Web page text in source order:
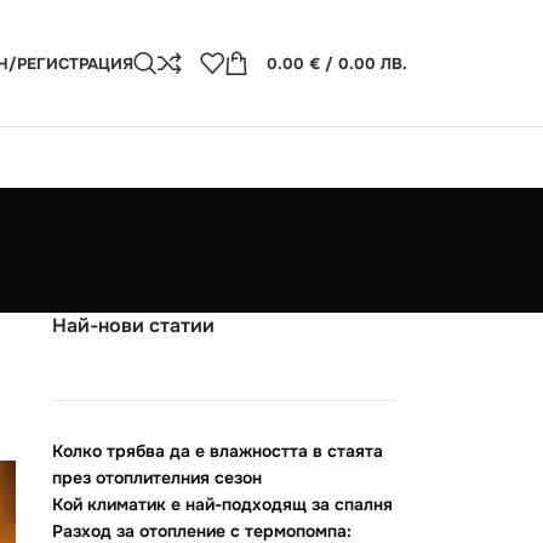
РЕГИСТРАЦИЯ 0.00 € / 0.00 ЛВ.
Най-нови статии
Колко трябва да е влажността в стаята
през отоплителния сезон
Кой климатик е най-подходящ за спалня
Разход за отопление с термопомпа: